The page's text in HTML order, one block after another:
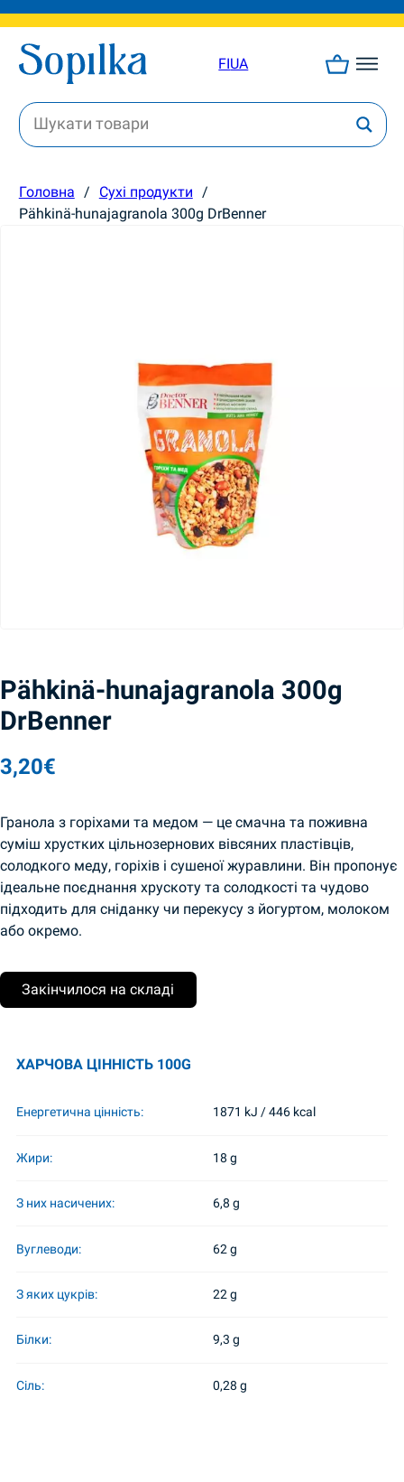
FIUA
Головна / Сухі продукти /
Pähkinä-hunajagranola 300g DrBenner
Pähkinä-hunajagranola 300g
DrBenner
3,20€
Гранола з горіхами та медом — це смачна та поживна
суміш хрустких цільнозернових вівсяних пластівців,
солодкого меду, горіхів і сушеної журавлини. Він пропонує
ідеальне поєднання хрускоту та солодкості та чудово
підходить для сніданку чи перекусу з йогуртом, молоком
або окремо.
Закінчилося на складі
ХАРЧОВА ЦІННІСТЬ 100G
Енергетична цінність: 1871 kJ / 446 kcal
Жири: 18 g
З них насичених: 6,8 g
Вуглеводи: 62 g
З яких цукрів: 22 g
Білки: 9,3 g
Сіль: 0,28 g